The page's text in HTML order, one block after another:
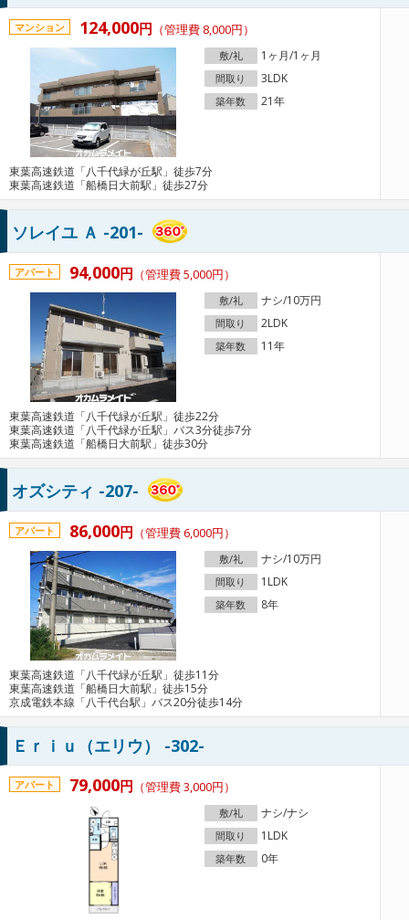
マンション 124,000円 （管理費 8,000円）
敷/礼 1ヶ月/1ヶ月
間取り 3LDK
築年数 21年
東葉高速鉄道「八千代緑が丘駅」徒歩7分
東葉高速鉄道「船橋日大前駅」徒歩27分
ソレイユ Ａ -201-
アパート 94,000円 （管理費 5,000円）
敷/礼 ナシ/10万円
間取り 2LDK
築年数 11年
東葉高速鉄道「八千代緑が丘駅」徒歩22分
東葉高速鉄道「八千代緑が丘駅」バス3分徒歩7分
東葉高速鉄道「船橋日大前駅」徒歩30分
オズシティ -207-
アパート 86,000円 （管理費 6,000円）
敷/礼 ナシ/10万円
間取り 1LDK
築年数 8年
東葉高速鉄道「八千代緑が丘駅」徒歩11分
東葉高速鉄道「船橋日大前駅」徒歩15分
京成電鉄本線「八千代台駅」バス20分徒歩14分
Ｅｒｉｕ（エリウ） -302-
アパート 79,000円 （管理費 3,000円）
敷/礼 ナシ/ナシ
間取り 1LDK
築年数 0年